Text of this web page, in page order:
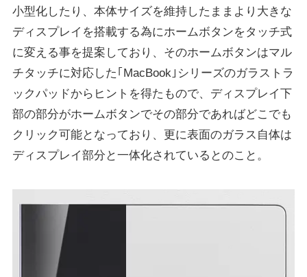
小型化したり、本体サイズを維持したままより大きな
ディスプレイを搭載する為にホームボタンをタッチ式
に変える事を提案しており、そのホームボタンはマル
チタッチに対応した｢MacBook｣シリーズのガラストラ
ックパッドからヒントを得たもので、ディスプレイ下
部の部分がホームボタンでその部分であればどこでも
クリック可能となっており、更に表面のガラス自体は
ディスプレイ部分と一体化されているとのこと。